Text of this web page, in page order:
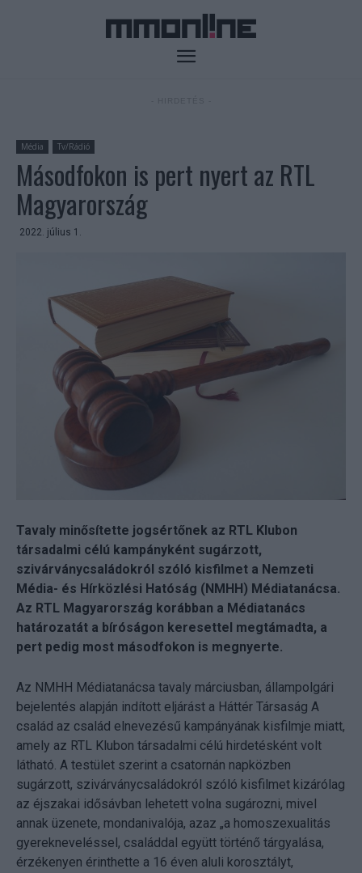
Média Tv/Rádió
Másodfokon is pert nyert az RTL
Magyarország
2022. július 1.
Tavaly minősítette jogsértőnek az RTL Klubon
társadalmi célú kampányként sugárzott,
szivárványcsaládokról szóló kisfilmet a Nemzeti
Média- és Hírközlési Hatóság (NMHH) Médiatanácsa.
Az RTL Magyarország korábban a Médiatanács
határozatát a bíróságon keresettel megtámadta, a
pert pedig most másodfokon is megnyerte.
Az NMHH Médiatanácsa tavaly márciusban, állampolgári
bejelentés alapján indított eljárást a Háttér Társaság A
család az család elnevezésű kampányának kisfilmje miatt,
amely az RTL Klubon társadalmi célú hirdetésként volt
látható. A testület szerint a csatornán napközben
sugárzott, szivárványcsaládokról szóló kisfilmet kizárólag
az éjszakai idősávban lehetett volna sugározni, mivel
annak üzenete, mondanivalója, azaz „a homoszexualitás
gyerekneveléssel, családdal együtt történő tárgyalása,
érzékenyen érinthette a 16 éven aluli korosztályt,